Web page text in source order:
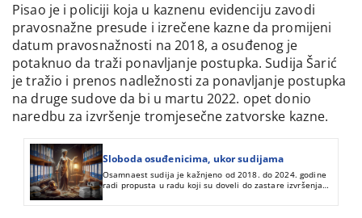
Pisao je i policiji koja u kaznenu evidenciju zavodi
pravosnažne presude i izrečene kazne da promijeni
datum pravosnažnosti na 2018, a osuđenog je
potaknuo da traži ponavljanje postupka. Sudija Šarić
je tražio i prenos nadležnosti za ponavljanje postupka
na druge sudove da bi u martu 2022. opet donio
naredbu za izvršenje tromjesečne zatvorske kazne.
Sloboda osuđenicima, ukor sudijama
Osamnaest sudija je kažnjeno od 2018. do 2024. godine
radi propusta u radu koji su doveli do zastare izvršenja
presuda i vođenja krivičnih postupaka u ukupno 27